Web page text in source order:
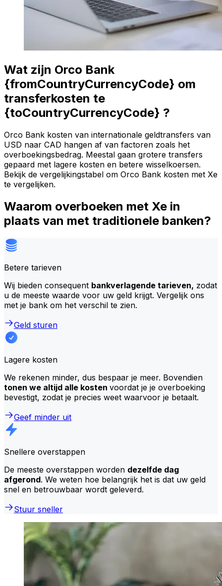
Wat zijn Orco Bank
{fromCountryCurrencyCode} om
transferkosten te
{toCountryCurrencyCode} ?
Orco Bank kosten van internationale geldtransfers van
USD naar CAD hangen af van factoren zoals het
overboekingsbedrag. Meestal gaan grotere transfers
gepaard met lagere kosten en betere wisselkoersen.
Bekijk de vergelijkingstabel om Orco Bank kosten met Xe
te vergelijken.
Waarom overboeken met Xe in
plaats van met traditionele banken?
Betere tarieven
Wij bieden consequent bankverlagende tarieven, zodat
u de meeste waarde voor uw geld krijgt. Vergelijk ons
met je bank om het verschil te zien.
Geld sturen
Lagere kosten
We rekenen minder, dus bespaar je meer. Bovendien
tonen we altijd alle kosten voordat je je overboeking
bevestigt, zodat je precies weet waarvoor je betaalt.
Geef minder uit
Snellere overstappen
De meeste overstappen worden dezelfde dag
afgerond. We weten hoe belangrijk het is dat uw geld
snel en betrouwbaar wordt geleverd.
Stuur sneller